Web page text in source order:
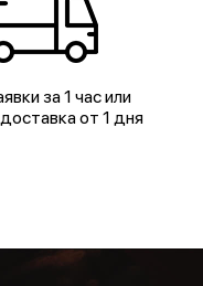
за 1 час или
от 1 дня